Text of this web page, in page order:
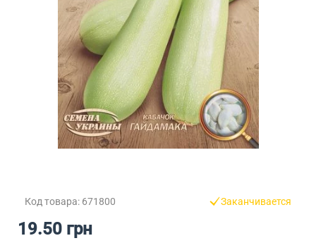
Код товара: 671800 Заканчивается
19.50 грн